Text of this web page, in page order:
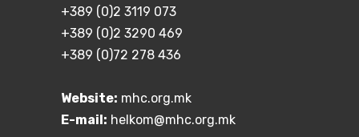
+389 (0)2 3119 073
+389 (0)2 3290 469
+389 (0)72 278 436
Website: mhc.org.mk
E-mail: helkom@mhc.org.mk